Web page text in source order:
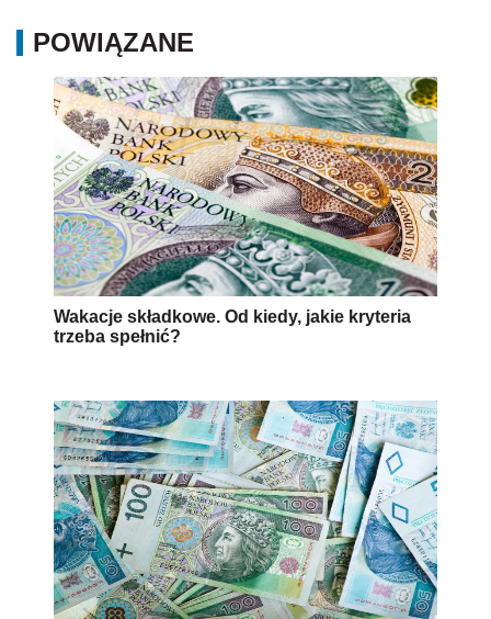
POWIĄZANE
Wakacje składkowe. Od kiedy, jakie kryteria
trzeba spełnić?